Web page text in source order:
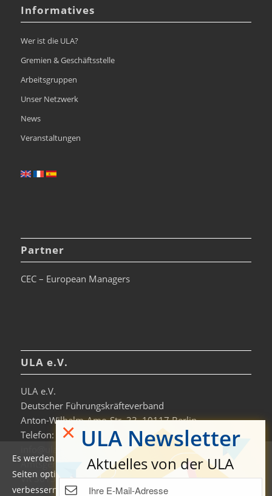
Informatives
Wer ist die ULA?
Gremien & Geschäftsstelle
Arbeitsgruppen
Unser Netzwerk
News
Veranstaltungen
Partner
CEC – European Managers
ULA e.V.
ULA e.V.
Deutscher Führungskräfteverband
Anton-Wilhelm-Amo-Str. 33, 10117 Berlin
Telefon: +49 30-306963-0
Amtsgericht Charlottenburg
VR 36138 B
Es werden auf dieser Website Cookies verwendet, um die
Seiten optimiert darzustellen und das Nutzererlebnis zu
verbessern. Durch die Nutzung unserer Seiten erklären Sie
ULA Newsletter
Aktuelles von der ULA
×